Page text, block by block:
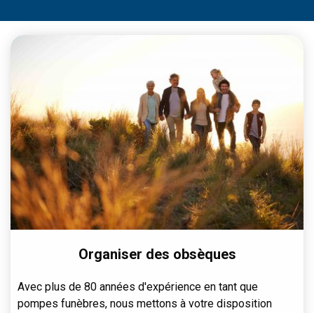
Organiser des obsèques
Avec plus de 80 années d'expérience en tant que
pompes funèbres, nous mettons à votre disposition